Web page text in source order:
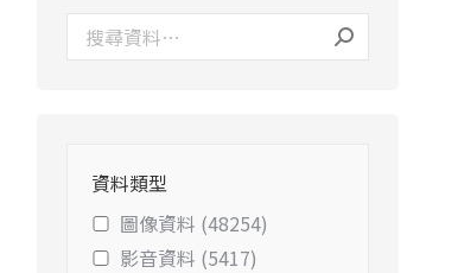
資料類型
圖像資料 (48254)
影音資料 (5417)